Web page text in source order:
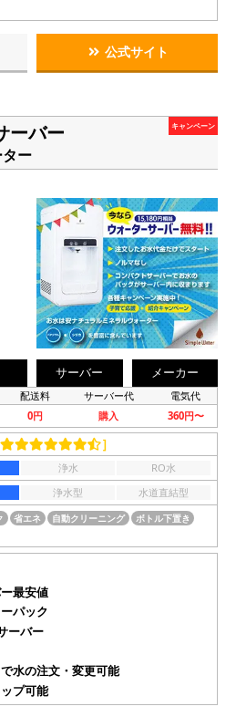
公式サイト
ーバー
ー
キャンペーン
サーバー メーカー
配送料 サーバー代 電気代
0円 購入 360円〜
］
浄水
RO水
浄水型
水道直結型
省エネ 自動クリーニング
ボトル下置き
最安値
パック
ーバー
水の注文・変更可能
プ可能